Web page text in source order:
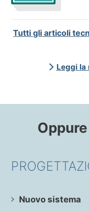
Tutti gli articoli
Leggi la
Nuovo sistema